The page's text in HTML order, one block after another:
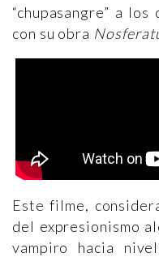
“chupasangre” a
con su obra
Este filme,
del expresionismo
vampiro hacia